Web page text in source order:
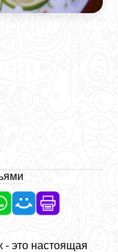
- это настоящая